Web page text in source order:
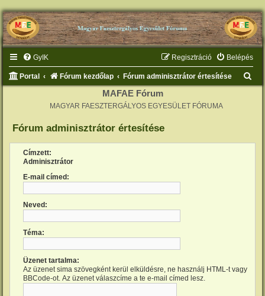
GyIK Belépés
Regisztráció
Portal Fórum kezdőlap Fórum adminisztrátor értesítése
MAFAE Fórum
MAGYAR FAESZTERGÁLYOS EGYESÜLET FÓRUMA
Fórum adminisztrátor értesítése
Címzett:
Adminisztrátor
E-mail címed:
Neved:
Téma:
Üzenet tartalma:
Az üzenet sima szövegként kerül elküldésre, ne használj HTML-t vagy
BBCode-ot. Az üzenet válaszcíme a te e-mail címed lesz.